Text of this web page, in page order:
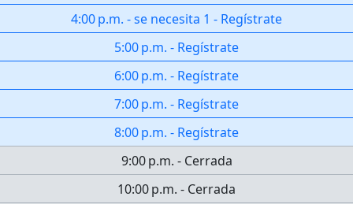
4:00 p.m. -se necesita 1 - Regístrate
5:00 p.m. - Regístrate
6:00 p.m. - Regístrate
7:00 p.m. - Regístrate
8:00 p.m. - Regístrate
9:00 p.m. - Cerrada
10:00 p.m. - Cerrada